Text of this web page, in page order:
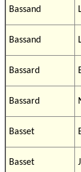
Bassand
Bassand
Bassard
Bassard
Basset
Basset